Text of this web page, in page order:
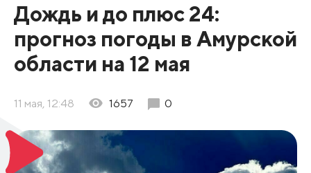
Дождь и до плюс 24:
прогноз погоды в Амурской
области на 12 мая
11 мая, 12:48 1657 0